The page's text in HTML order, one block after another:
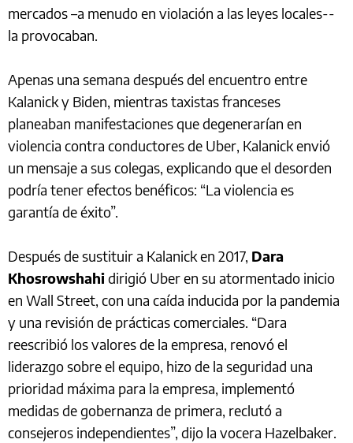
mercados –a menudo en violación a las leyes locales--
la provocaban.
Apenas una semana después del encuentro entre
Kalanick y Biden, mientras taxistas franceses
planeaban manifestaciones que degenerarían en
violencia contra conductores de Uber, Kalanick envió
un mensaje a sus colegas, explicando que el desorden
podría tener efectos benéficos: “La violencia es
garantía de éxito”.
Después de sustituir a Kalanick en 2017, Dara
Khosrowshahidirigió Uber en su atormentado inicio
en Wall Street, con una caída inducida por la pandemia
y una revisión de prácticas comerciales. “Dara
reescribió los valores de la empresa, renovó el
liderazgo sobre el equipo, hizo de la seguridad una
prioridad máxima para la empresa, implementó
medidas de gobernanza de primera, reclutó a
consejeros independientes”, dijo la vocera Hazelbaker.